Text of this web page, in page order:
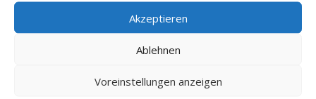
Akzeptieren
Ablehnen
Voreinstellungen anzeigen
Teppiche & Bodenbeläge
Vorhangsysteme
Schranksysteme